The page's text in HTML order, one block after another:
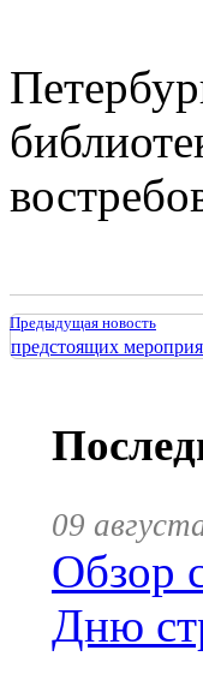
Предыдущая новость
предстоящих
09
Обзор
Дню